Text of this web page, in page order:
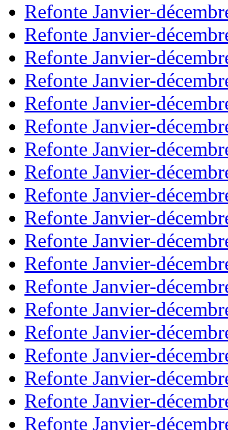
Refonte Janvier-
Refonte Janvier-
Refonte Janvier-
Refonte Janvier-
Refonte Janvier-
Refonte Janvier-
Refonte Janvier-
Refonte Janvier-
Refonte Janvier-
Refonte Janvier-
Refonte Janvier-
Refonte Janvier-
Refonte Janvier-
Refonte Janvier-
Refonte Janvier-
Refonte Janvier-
Refonte Janvier-
Refonte Janvier-
Refonte Janvier-